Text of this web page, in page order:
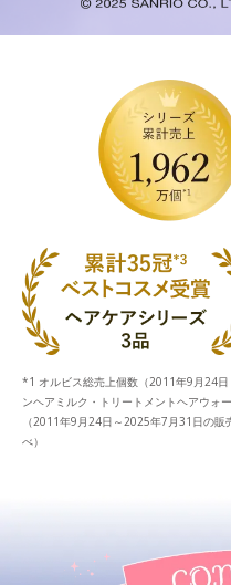
*1 オルビス総売上個数（2011年9月24
ンヘアミルク・トリートメントヘアウォ
（2011年9月24日～2025年7月31日の
べ）